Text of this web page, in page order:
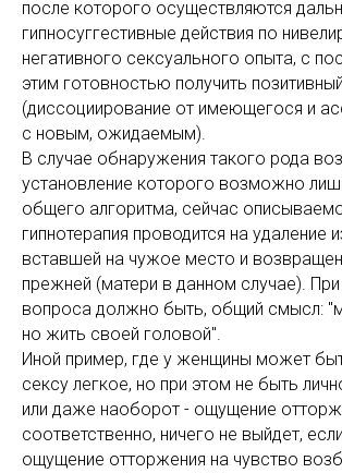
после которого осуществляются
гипносуггестивные действия по
негативного сексуального опыта, с
этим готовностью получить позитивный
(диссоциирование от имеющегося и
с новым, ожидаемым).
В случае обнаружения такого рода
установление которого возможно
общего алгоритма, сейчас
гипнотерапия проводится на удаление
вставшей на чужое место и
прежней (матери в данном случае).
вопроса должно быть, общий смысл:
но жить своей головой".
Иной пример, где у женщины может
сексу легкое, но при этом не быть
или даже наоборот - ощущение
соответственно, ничего не выйдет,
ощущение отторжения на чувство